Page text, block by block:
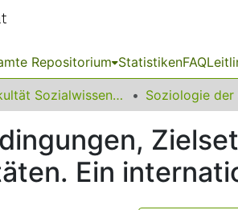
Repositorium StatistikenFAQ
17 Fakultät Sozialwissenschaften
Ein